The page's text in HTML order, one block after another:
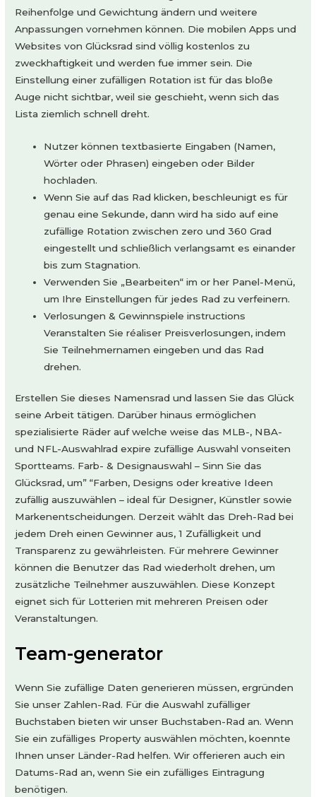
Reihenfolge und Gewichtung ändern und weitere
Anpassungen vornehmen können. Die mobilen Apps und
Websites von Glücksrad sind völlig kostenlos zu
zweckhaftigkeit und werden fue immer sein. Die
Einstellung einer zufälligen Rotation ist für das bloße
Auge nicht sichtbar, weil sie geschieht, wenn sich das
Lista ziemlich schnell dreht.
Nutzer können textbasierte Eingaben (Namen,
Wörter oder Phrasen) eingeben oder Bilder
hochladen.
Wenn Sie auf das Rad klicken, beschleunigt es für
genau eine Sekunde, dann wird ha sido auf eine
zufällige Rotation zwischen zero und 360 Grad
eingestellt und schließlich verlangsamt es einander
bis zum Stagnation.
Verwenden Sie „Bearbeiten“ im or her Panel-Menü,
um Ihre Einstellungen für jedes Rad zu verfeinern.
Verlosungen & Gewinnspiele instructions
Veranstalten Sie réaliser Preisverlosungen, indem
Sie Teilnehmernamen eingeben und das Rad
drehen.
Erstellen Sie dieses Namensrad und lassen Sie das Glück
seine Arbeit tätigen. Darüber hinaus ermöglichen
spezialisierte Räder auf welche weise das MLB-, NBA-
und NFL-Auswahlrad expire zufällige Auswahl vonseiten
Sportteams. Farb- & Designauswahl – Sinn Sie das
Glücksrad, um” “Farben, Designs oder kreative Ideen
zufällig auszuwählen – ideal für Designer, Künstler sowie
Markenentscheidungen. Derzeit wählt das Dreh-Rad bei
jedem Dreh einen Gewinner aus, 1 Zufälligkeit und
Transparenz zu gewährleisten. Für mehrere Gewinner
können die Benutzer das Rad wiederholt drehen, um
zusätzliche Teilnehmer auszuwählen. Diese Konzept
eignet sich für Lotterien mit mehreren Preisen oder
Veranstaltungen.
Team-generator
Wenn Sie zufällige Daten generieren müssen, ergründen
Sie unser Zahlen-Rad. Für die Auswahl zufälliger
Buchstaben bieten wir unser Buchstaben-Rad an. Wenn
Sie ein zufälliges Property auswählen möchten, koennte
Ihnen unser Länder-Rad helfen. Wir offerieren auch ein
Datums-Rad an, wenn Sie ein zufälliges Eintragung
benötigen.